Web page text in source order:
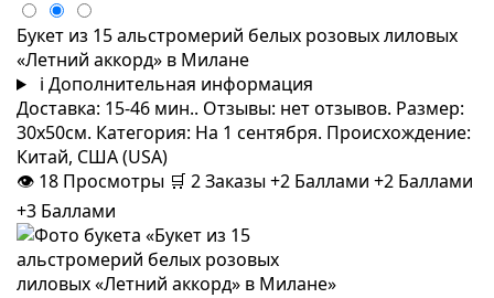
Букет из 15 альстромерий белых розовых лиловых
«Летний аккорд» в Милане
i Дополнительная информация
Доставка: 15-46 мин.. Отзывы: нет отзывов. Размер:
30x50см. Категория: На 1 сентября. Происхождение:
Китай, США (USA)
👁 18 Просмотры 🛒 2Заказы+2 Баллами +2 Баллами
+3 Баллами